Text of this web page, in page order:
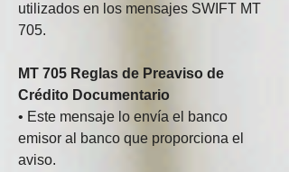
utilizados en los mensajes SWIFT MT
705.
MT 705 Reglas de Preaviso de
Crédito Documentario
• Este mensaje lo envía el banco
emisor al banco que proporciona el
aviso.